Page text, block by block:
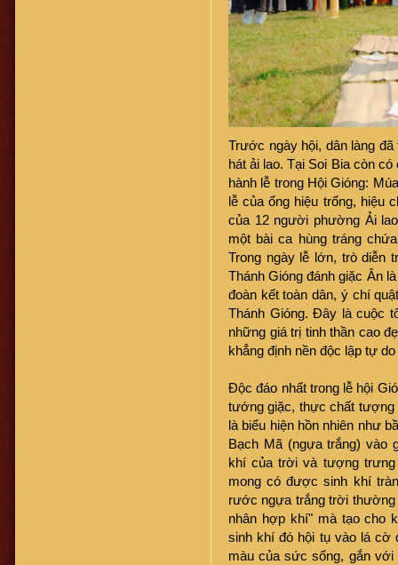
Trước ngày hội, dân làng
hát ải lao. Tại Soi Bia còn
hành lễ trong Hội Gióng:
lễ của ổng hiệu trống, hiệu
của 12 người phường Ải
một bài ca hùng tráng
Trong ngày lễ lớn, trò diễn
Thánh Gióng đánh giặc Ân
đoàn kết toàn dân, ý chí
Thánh Gióng. Đây là cuộc
những giá trị tinh thần cao
khẳng định nền độc lập tự
Độc đáo nhất trong lễ hội
tướng giặc, thực chất tượng
là biểu hiện hồn nhiên như
Bạch Mã (ngựa trắng) vào
khí của trời và tượng
mong có được sinh khí
rước ngựa trắng trời
nhân hợp khí" mà tạo cho
sinh khí đó hội tụ vào lá cờ
màu của sức sống, gắn